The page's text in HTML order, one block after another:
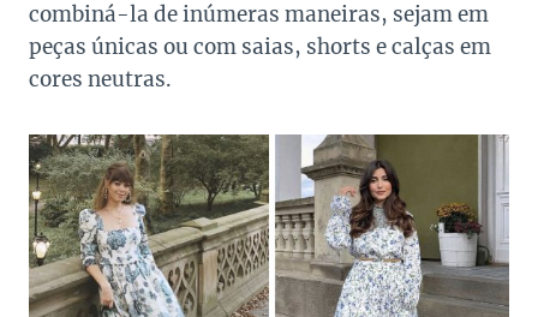
combiná-la de inúmeras maneiras, sejam em
peças únicas ou com saias, shorts e calças em
cores neutras.